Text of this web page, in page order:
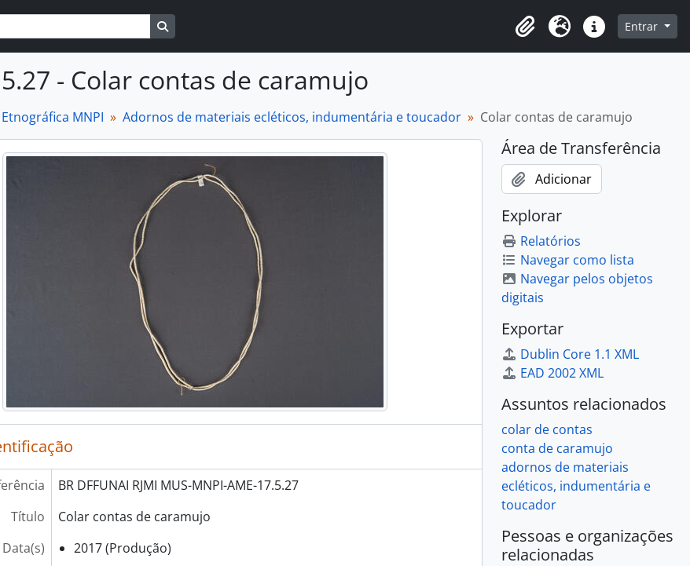
Área de Transferência
Idioma Atalhos Entrar
- Colar contas de caramujo
Etnográfica MNPI Adornos de materiais ecléticos, indumentária e toucador Colar contas de caramujo
BR DFFUNAI RJMI MUS-MNPI-AME-17.5.27
Título
Colar contas de caramujo
Data(s)
2017 (Produção)
Área de Transferência
Adicionar
Explorar
Relatórios
Navegar como lista
Navegar pelos objetos
digitais
Exportar
Dublin Core 1.1 XML
EAD 2002 XML
Assuntos relacionados
colar de contas
conta de caramujo
adornos de materiais
ecléticos, indumentária e
toucador
Pessoas e organizações
relacionadas